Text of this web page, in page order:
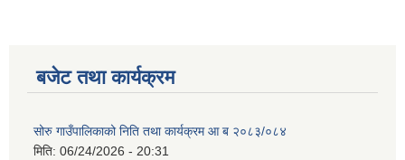
बजेट तथा कार्यक्रम
सोरु गाउँपालिकाको निति तथा कार्यक्रम आ ब २०८३/०८४
मिति: 06/24/2026 - 20:31